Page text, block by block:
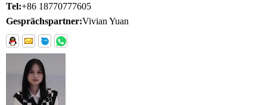
Tel:+86 18770777605
Gesprächspartner:Vivian Yuan